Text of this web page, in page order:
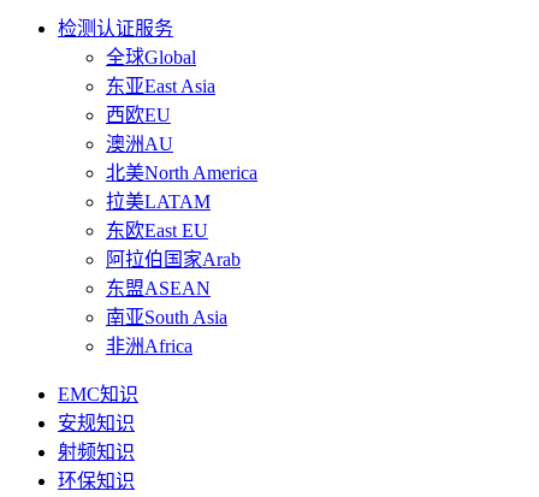
检测认证服务
全球Global
东亚East Asia
西欧EU
澳洲AU
北美North America
拉美LATAM
东欧East EU
阿拉伯国家Arab
东盟ASEAN
南亚South Asia
非洲Africa
EMC知识
安规知识
射频知识
环保知识